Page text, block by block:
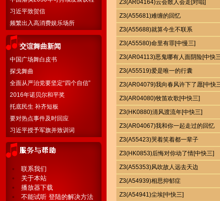
国别方案
习近平致贺信
频繁出入高消费娱乐场所
交谊舞曲新闻
中国广场舞白皮书
探戈舞曲
全面从严治党要坚定“四个自信”
2016年诺贝尔和平奖
托底民生 补齐短板
要对热点事件及时回应
习近平授予军旗并致训词
联系我们
关于本站
播放器下载
不能试听 登陆的解决方法
Z3(AR04164)云会散人会走[对唱]
Z3(A55681)难缠的回忆
Z3(A55688)就算今生不联系
Z3(A55580)命里有罪[中慢三]
Z3(AR04113)恶鬼哪有人面阴险[中快
Z3(A55519)爱是唯一的行囊
Z3(AR04079)我向春风许下了愿[中快
Z3(AR04080)牧笛欢歌[中快三]
Z3(HK0880)清风渡流年[中快三]
Z3(AR04067)我和你一起走过的回忆
Z3(A55423)哭着笑着都一辈子
Z3(HK0853)后悔对你动了情[中快三]
Z3(A55353)风吹故人远去天边
Z3(A54939)相思抑郁症
Z3(A54941)尘埃[中快三]